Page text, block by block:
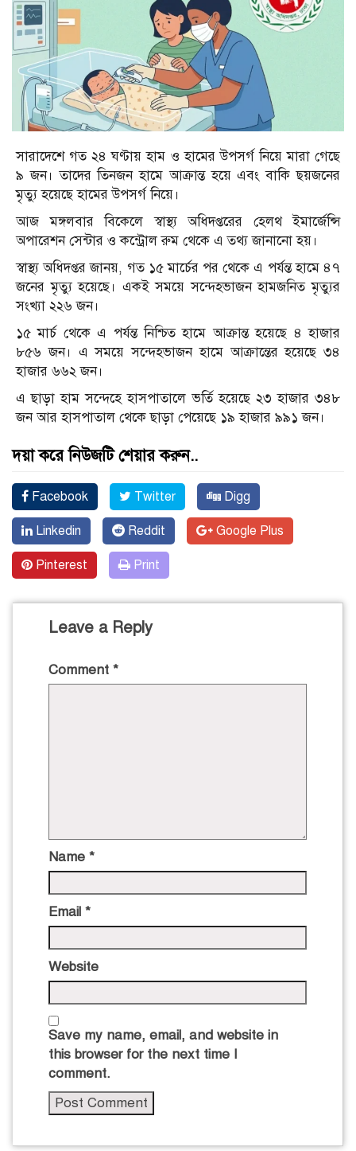
সারাদেশে গত ২৪ ঘণ্টায় হাম ও হামের উপসর্গ নিয়ে মারা গেছে
৯ জন। তাদের তিনজন হামে আক্রান্ত হয়ে এবং বাকি ছয়জনের
মৃত্যু হয়েছে হামের উপসর্গ নিয়ে।
আজ মঙ্গলবার বিকেলে স্বাস্থ্য অধিদপ্তরের হেলথ ইমার্জেন্সি
অপারেশন সেন্টার ও কন্ট্রোল রুম থেকে এ তথ্য জানানো হয়।
স্বাস্থ্য অধিদপ্তর জানয়, গত ১৫ মার্চের পর থেকে এ পর্যন্ত হামে ৪৭
জনের মৃত্যু হয়েছে। একই সময়ে সন্দেহভাজন হামজনিত মৃত্যুর
সংখ্যা ২২৬ জন।
১৫ মার্চ থেকে এ পর্যন্ত নিশ্চিত হামে আক্রান্ত হয়েছে ৪ হাজার
৮৫৬ জন। এ সময়ে সন্দেহভাজন হামে আক্রান্তের হয়েছে ৩৪
হাজার ৬৬২ জন।
এ ছাড়া হাম সন্দেহে হাসপাতালে ভর্তি হয়েছে ২৩ হাজার ৩৪৮
জন আর হাসপাতাল থেকে ছাড়া পেয়েছে ১৯ হাজার ৯৯১ জন।
দয়া করে নিউজটি শেয়ার করুন..
Facebook Twitter Digg
Linkedin Reddit Google Plus
Pinterest Print
Leave a Reply
Comment *
Name *
Email *
Website
Save my name, email, and website in
this browser for the next time I
comment.